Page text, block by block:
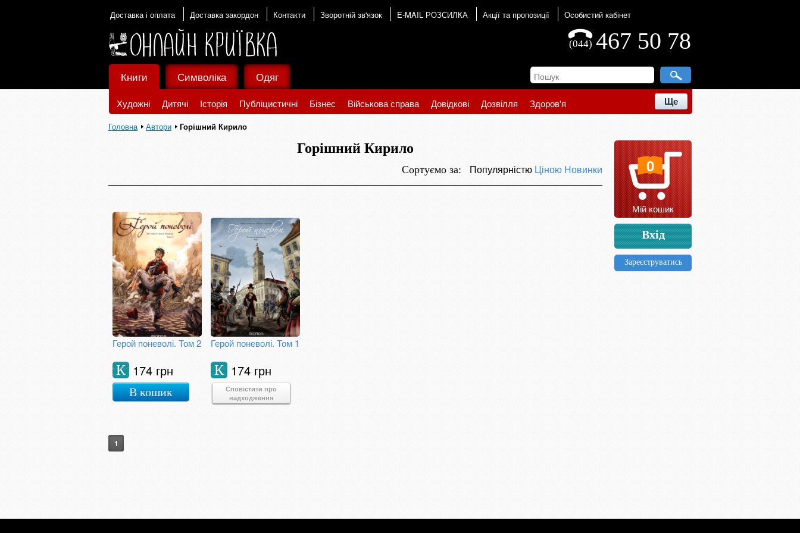
Доставка і оплата Доставка закордон Контакти Зворотній зв'язок E-MAIL РОЗСИЛКА Акції та пропозиції Особистий кабінет
467 50 78
(044)
Книги
Художні Дитячі Історія Публіцистичні Бізнес Військова справа Довідкові Дозвілля Здоров'я Ще
Символіка Одяг
Головна Автори Горішний Кирило
Горішний Кирило
Сортуємо за: Популярністю Ціною Новинки
Герой поневолі. Том 2
174 грн
К
В кошик
Герой поневолі. Том 1
174 грн
К
Сповістити про
надходження
1
0
Мій кошик
Вхід
Зареєструватись